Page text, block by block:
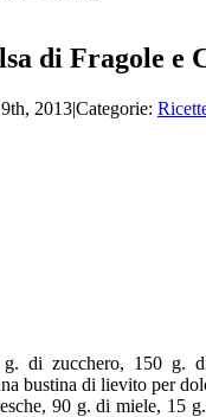
di Fragole e
2013|Categorie:
di zucchero, 150 g.
bustina di lievito per
90 g. di miele, 15